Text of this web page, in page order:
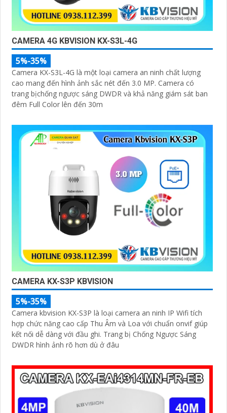
CAMERA 4G KBVISION KX-S3L-4G
5%-35%
Camera KX-S3L-4G là một loại camera an ninh chất lượng
cao mang đến hình ảnh sắc nét đến 3.0 MP. Camera có
trang bịchống ngược sáng DWDR và khả năng giám sát ban
đêm Full Color lên đến 30m
CAMERA KX-S3P KBVISION
5%-35%
Camera kbvision KX-S3P là loại camera an ninh IP Wifi tích
hợp chức năng cao cấp Thu Âm và Loa với chuẩn onvif giúp
kết nối dễ dàng với đầu ghi. Trang bị Chống Ngược Sáng
DWDR hình ảnh rõ hơn dù ở đâu